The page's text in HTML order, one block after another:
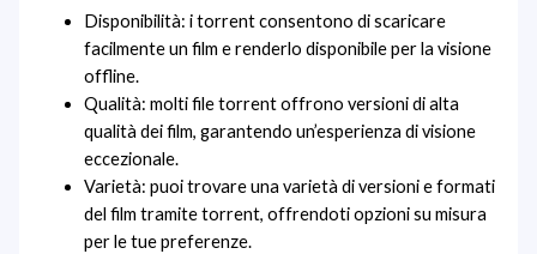
Disponibilità: i torrent consentono di scaricare
facilmente un film e renderlo disponibile per la visione
offline.
Qualità: molti file torrent offrono versioni di alta
qualità dei film, garantendo un’esperienza di visione
eccezionale.
Varietà: puoi trovare una varietà di versioni e formati
del film tramite torrent, offrendoti opzioni su misura
per le tue preferenze.